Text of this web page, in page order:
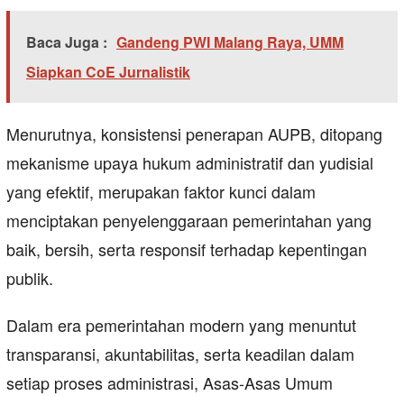
Baca Juga : Gandeng PWI Malang Raya, UMM
Siapkan CoE Jurnalistik
Menurutnya, konsistensi penerapan AUPB, ditopang
mekanisme upaya hukum administratif dan yudisial
yang efektif, merupakan faktor kunci dalam
menciptakan penyelenggaraan pemerintahan yang
baik, bersih, serta responsif terhadap kepentingan
publik.
Dalam era pemerintahan modern yang menuntut
transparansi, akuntabilitas, serta keadilan dalam
setiap proses administrasi, Asas-Asas Umum